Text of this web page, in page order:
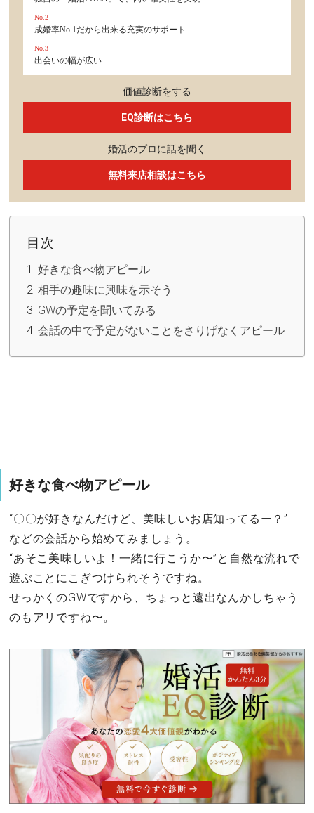
No.2
成婚率No.1だから出来る充実のサポート
No.3
出会いの幅が広い
価値診断をする
EQ診断はこちら
婚活のプロに話を聞く
無料来店相談はこちら
目次
好きな食べ物アピール
相手の趣味に興味を示そう
GWの予定を聞いてみる
会話の中で予定がないことをさりげなくアピール
好きな食べ物アピール
“〇〇が好きなんだけど、美味しいお店知ってるー？”
などの会話から始めてみましょう。
“あそこ美味しいよ！一緒に行こうか〜”と自然な流れで
遊ぶことにこぎつけられそうですね。
せっかくのGWですから、ちょっと遠出なんかしちゃう
のもアリですね〜。